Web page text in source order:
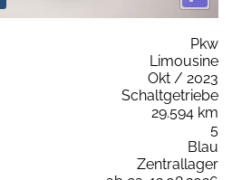
Pkw
Limousine
Okt / 2023
Schaltgetriebe
29.594 km
5
Blau
Zentrallager